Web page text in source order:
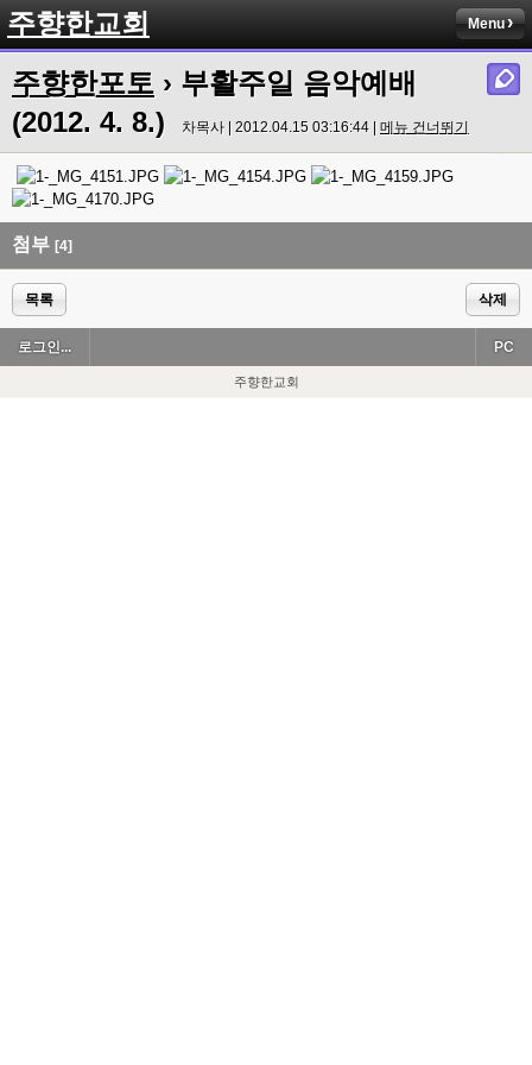
주향한교회 Menu
주향한포토 › 부활주일 음악예배
(2012. 4. 8.)
차목사 | 2012.04.15 03:16:44 | 메뉴 건너뛰기
첨부 [4]
목록 삭제
로그인... PC
주향한교회